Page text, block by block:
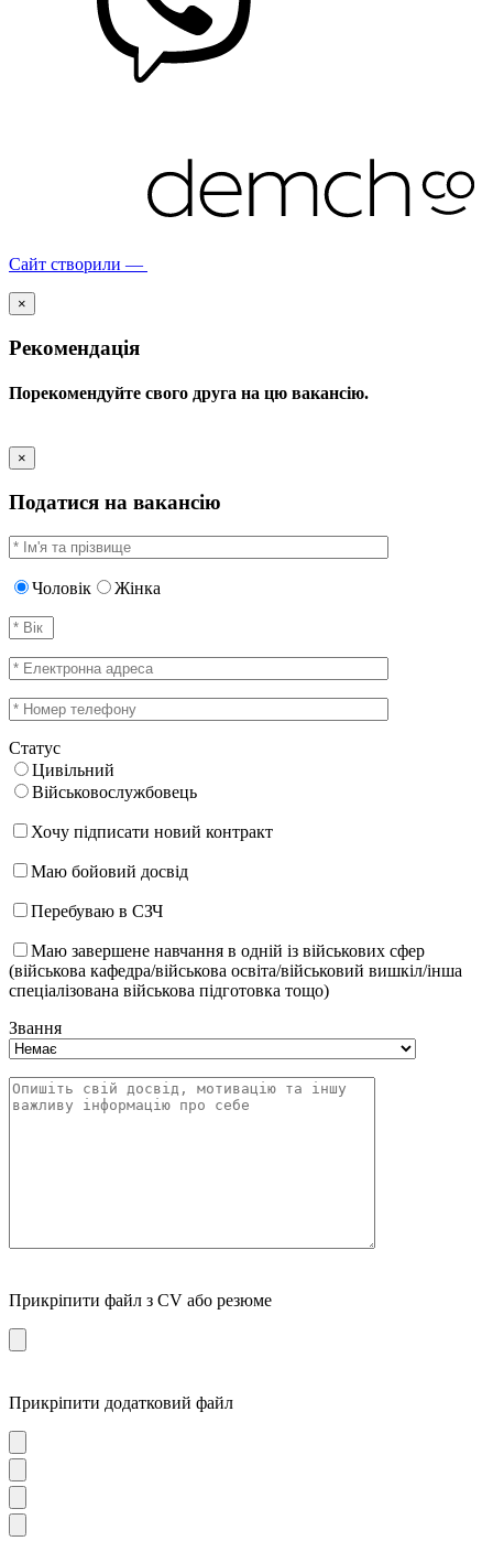
Сайт створили —
×
Рекомендація
Порекомендуйте свого друга на цю вакансію.
×
Податися на вакансію
Чоловік Жінка
Статус
Цивільний
Військовослужбовець
Хочу підписати новий контракт
Маю бойовий досвід
Перебуваю в СЗЧ
Маю завершене навчання в одній із військових сфер
(військова кафедра/військова освіта/військовий вишкіл/інша
спеціалізована військова підготовка тощо)
Звання
Прикріпити файл з CV або резюме
Прикріпити додатковий файл